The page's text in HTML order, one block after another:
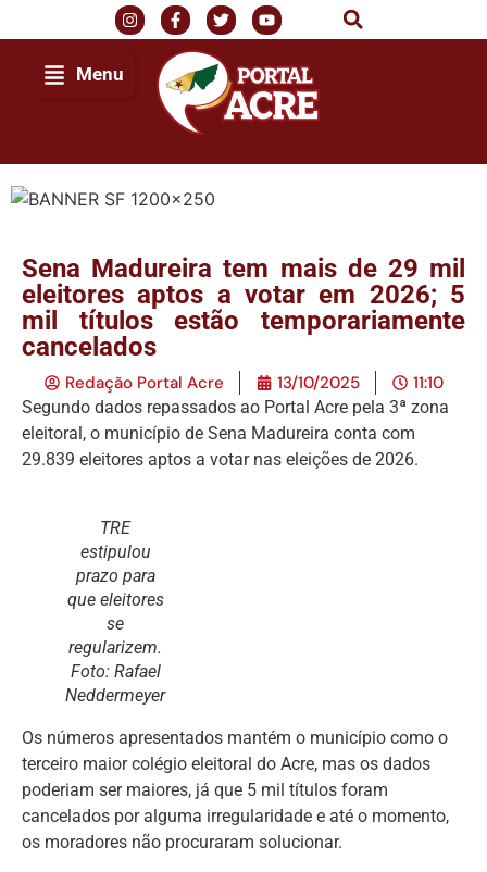
Menu
Sena Madureira tem mais de 29 mil
eleitores aptos a votar em 2026; 5
mil títulos estão temporariamente
cancelados
Redação Portal Acre 13/10/2025 11:10
Segundo dados repassados ao Portal Acre pela 3ª zona
eleitoral, o município de Sena Madureira conta com
29.839 eleitores aptos a votar nas eleições de 2026.
TRE
estipulou
prazo para
que eleitores
se
regularizem.
Foto: Rafael
Neddermeyer
Os números apresentados mantém o município como o
terceiro maior colégio eleitoral do Acre, mas os dados
poderiam ser maiores, já que 5 mil títulos foram
cancelados por alguma irregularidade e até o momento,
os moradores não procuraram solucionar.